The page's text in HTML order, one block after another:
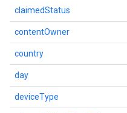
claimedStatus
contentOwner
country
day
deviceType